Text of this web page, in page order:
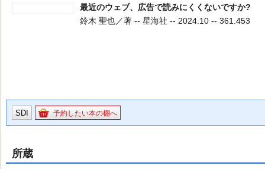
最近のウェブ、広告で読みにくくないですか?
鈴木 聖也／著 -- 星海社 -- 2024.10 -- 361.453
SDI 予約したい本の棚へ
所蔵